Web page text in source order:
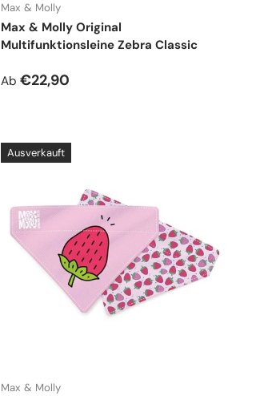
Max & Molly
Max & Molly Original
Multifunktionsleine Zebra Classic
Normaler Preis
Ab €22,90
Ausverkauft
Max & Molly